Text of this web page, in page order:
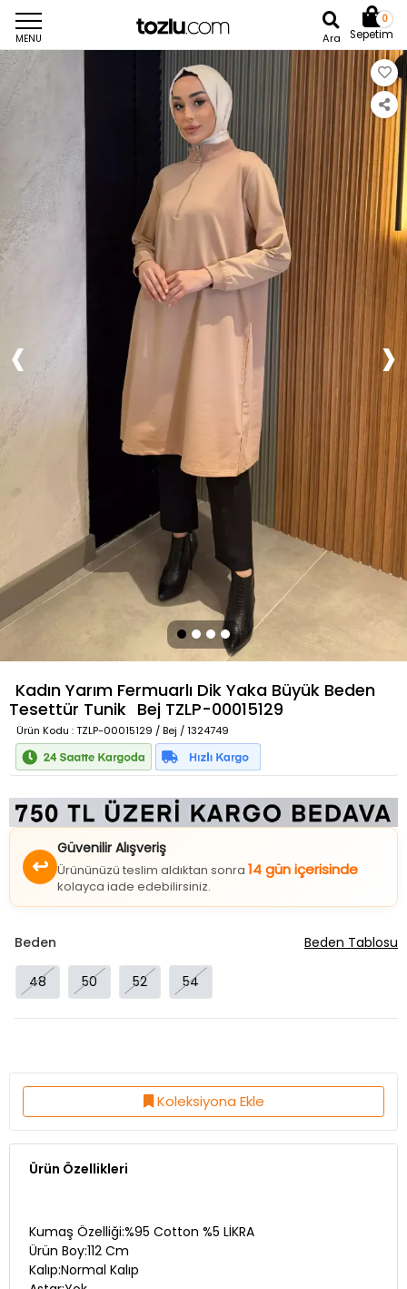
MENU Ara
0
Sepetim
Kadın Yarım Fermuarlı Dik Yaka Büyük Beden
Tesettür Tunik Bej TZLP-00015129
Ürün Kodu : TZLP-00015129 / Bej / 1324749
Güvenilir Alışveriş
Ürününüzü teslim aldıktan sonra
kolayca iade edebilirsiniz.
48
Koleksiyona Ekle
Ürün Özellikleri
Ürün Boy:112 Cm
Kalıp:Normal Kalıp
Astar:Yok
Fermuar:Var